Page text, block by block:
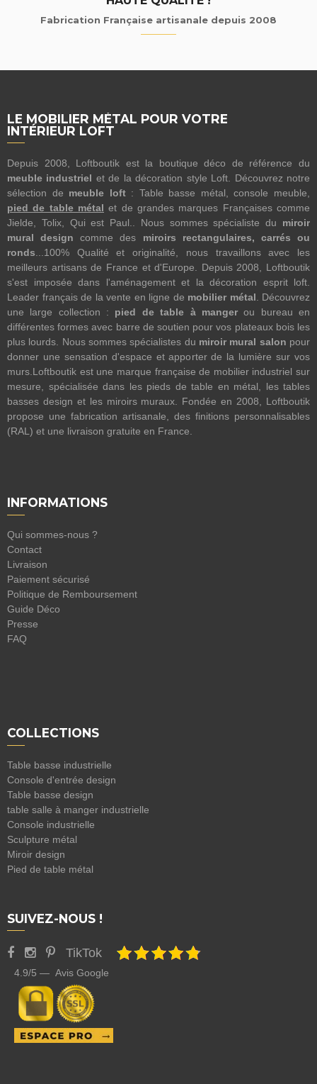
Fabrication Française artisanale depuis 2008
LE MOBILIER MÉTAL POUR VOTRE
INTÉRIEUR LOFT
Depuis 2008, Loftboutik est la boutique déco de référence du
meuble industriel et de la décoration style Loft. Découvrez notre
sélection de meuble loft: Table basse métal, console meuble,
pied de table métal et de grandes marques Françaises comme
Jielde, Tolix, Qui est Paul.. Nous sommes spécialiste du miroir
mural design comme des miroirs rectangulaires, carrés ou
ronds ...100% Qualité et originalité, nous travaillons avec les
meilleurs artisans de France et d'Europe. Depuis 2008, Loftboutik
s'est imposée dans l'aménagement et la décoration esprit loft.
Leader français de la vente en ligne de mobilier métal . Découvrez
une large collection : pied de table à mangerou bureau en
différentes formes avec barre de soutien pour vos plateaux bois les
plus lourds. Nous sommes spécialistes du miroir mural salon pour
donner une sensation d'espace et apporter de la lumière sur vos
murs.Loftboutik est une marque française de mobilier industriel sur
mesure, spécialisée dans les pieds de table en métal, les tables
basses design et les miroirs muraux. Fondée en 2008, Loftboutik
propose une fabrication artisanale, des finitions personnalisables
(RAL) et une livraison gratuite en France.
INFORMATIONS
Qui sommes-nous ?
Contact
Livraison
Paiement sécurisé
Politique de Remboursement
Guide Déco
Presse
FAQ
COLLECTIONS
Table basse industrielle
Console d'entrée design
Table basse design
table salle à manger industrielle
Console industrielle
Sculpture métal
Miroir design
Pied de table métal
SUIVEZ-NOUS !
TikTok
4.9/5 — Avis Google